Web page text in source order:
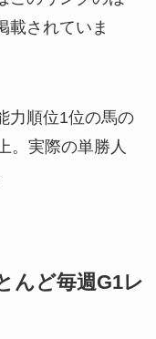
載されていま
力順位1位の馬の
。実際の単勝人
んど毎週G1レ